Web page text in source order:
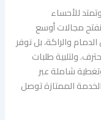
للأحساء
مجالات أوسع
والراكة، بل نوفر
ولتلبية طلبات
شاملة عبر
الممتازة توصل